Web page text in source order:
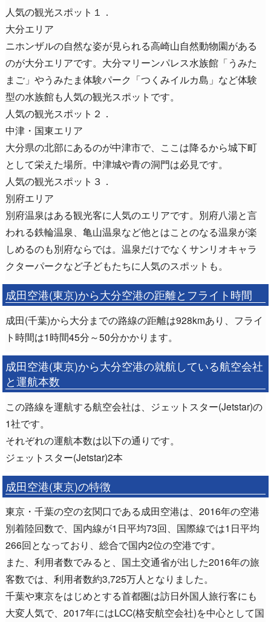
人気の観光スポット１．
大分エリア
ニホンザルの自然な姿が見られる高崎山自然動物園がある
のが大分エリアです。大分マリーンパレス水族館「うみた
まご」やうみたま体験パーク「つくみイルカ島」など体験
型の水族館も人気の観光スポットです。
人気の観光スポット２．
中津・国東エリア
大分県の北部にあるのが中津市で、ここは降るから城下町
として栄えた場所。中津城や青の洞門は必見です。
人気の観光スポット３．
別府エリア
別府温泉はある観光客に人気のエリアです。別府八湯と言
われる鉄輪温泉、亀山温泉など他とはことのなる温泉が楽
しめるのも別府ならでは。温泉だけでなくサンリオキャラ
クターパークなど子どもたちに人気のスポットも。
成田空港(東京)から大分空港の距離とフライト時間
成田(千葉)から大分までの路線の距離は928kmあり、フライ
ト時間は1時間45分～50分かかります。
成田空港(東京)から大分空港の就航している航空会社
と運航本数
この路線を運航する航空会社は、ジェットスター(Jetstar)の
1社です。
それぞれの運航本数は以下の通りです。
ジェットスター(Jetstar)2本
成田空港(東京)の特徴
東京・千葉の空の玄関口である成田空港は、2016年の空港
別着陸回数で、国内線が1日平均73回、国際線では1日平均
266回となっており、総合で国内2位の空港です。
また、利用者数でみると、国土交通省が出した2016年の旅
客数では、利用者数約3,725万人となりました。
千葉や東京をはじめとする首都圏は訪日外国人旅行客にも
大変人気で、2017年にはLCC(格安航空会社)を中心として国